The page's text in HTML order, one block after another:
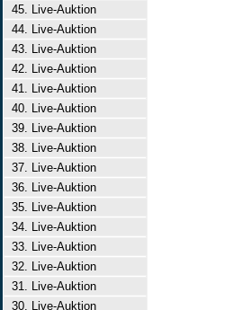
45. Live-Auktion
44. Live-Auktion
43. Live-Auktion
42. Live-Auktion
41. Live-Auktion
40. Live-Auktion
39. Live-Auktion
38. Live-Auktion
37. Live-Auktion
36. Live-Auktion
35. Live-Auktion
34. Live-Auktion
33. Live-Auktion
32. Live-Auktion
31. Live-Auktion
30. Live-Auktion